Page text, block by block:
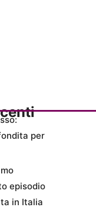
per
episodio
in Italia